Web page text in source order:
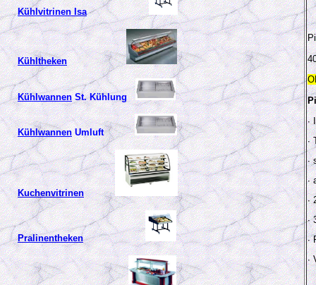
Kühlvitrinen Isa
Kühltheken
KühlwannenSt. Kühlung
KühlwannenUmluft
Kuchenvitrinen
Pralinentheken
∙
∙
∙
∙
∙
∙
∙
∙